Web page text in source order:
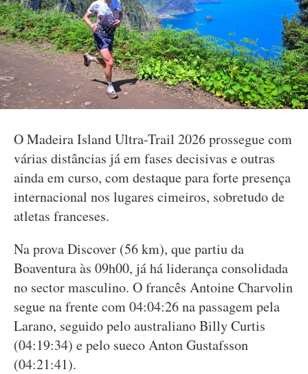
O Madeira Island Ultra-Trail 2026 prossegue com
várias distâncias já em fases decisivas e outras
ainda em curso, com destaque para forte presença
internacional nos lugares cimeiros, sobretudo de
atletas franceses.
Na prova Discover (56 km), que partiu da
Boaventura às 09h00, já há liderança consolidada
no sector masculino. O francês Antoine Charvolin
segue na frente com 04:04:26 na passagem pela
Larano, seguido pelo australiano Billy Curtis
(04:19:34) e pelo sueco Anton Gustafsson
(04:21:41).